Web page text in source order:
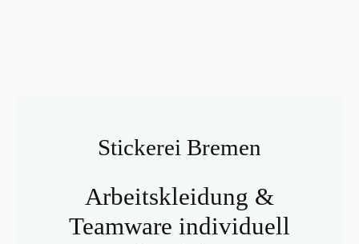
Stickerei Bremen
Arbeitskleidung &
Teamware individuell